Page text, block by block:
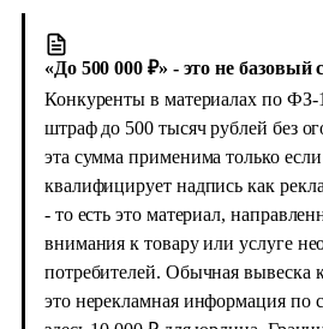
«До 500 000 ₽» - это не базовый
Конкуренты в материалах по
штраф до 500 тысяч рублей без
эта сумма применима только если
квалифицирует надпись как
- то есть это материал,
внимания к товару или услуге
потребителей. Обычная вывеска
это нерекламная информация по